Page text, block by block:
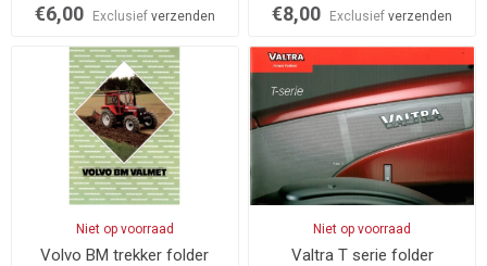
€6,00 Exclusief verzenden €8,00 Exclusiefverzenden
Niet op voorraad
Volvo BM trekker folder
Niet op voorraad
Valtra T serie folder